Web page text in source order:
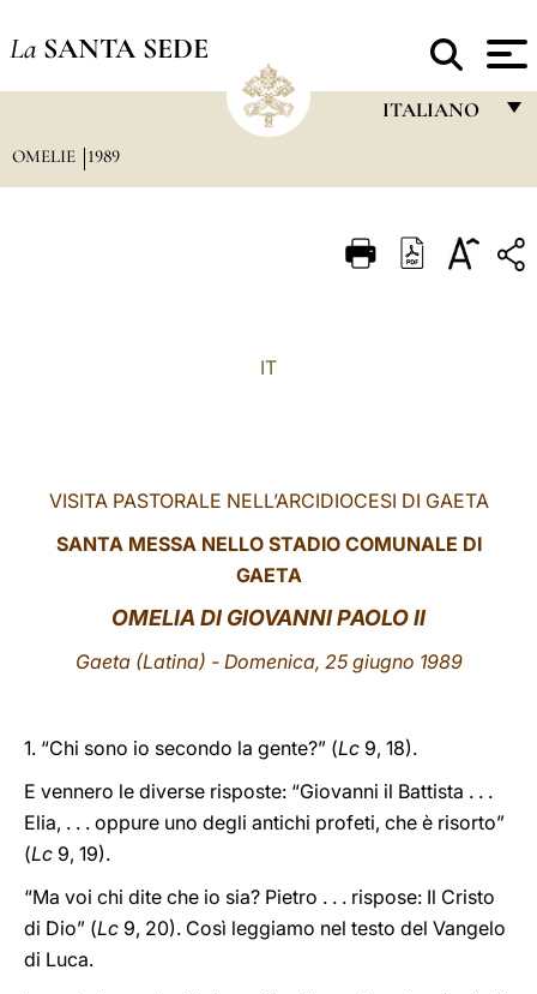
La SANTA SEDE
ITALIANO
ITALIANO
中文
OMELIE 1989
IT
VISITA PASTORALE NELL’ARCIDIOCESI DI GAETA
SANTA MESSA NELLO STADIO COMUNALE DI
GAETA
OMELIA DI GIOVANNI PAOLO II
Gaeta (Latina) - Domenica, 25 giugno 1989
1. “Chi sono io secondo la gente?” (Lc 9, 18).
E vennero le diverse risposte: “Giovanni il Battista . . .
Elia, . . . oppure uno degli antichi profeti, che è risorto”
(Lc 9, 19).
“Ma voi chi dite che io sia? Pietro . . . rispose: Il Cristo
di Dio” (Lc 9, 20). Così leggiamo nel testo del Vangelo
di Luca.